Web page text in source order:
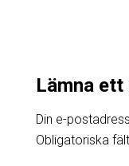
Lämna ett
Din e-
Obligatoriska